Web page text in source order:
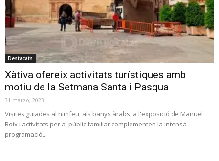
Destacats
Xàtiva ofereix activitats turístiques amb
motiu de la Setmana Santa i Pasqua
31 marzo, 2023
Visites guiades al nimfeu, als banys àrabs, a l'exposició de Manuel
Boix i activitats per al públic familiar complementen la intensa
programació...